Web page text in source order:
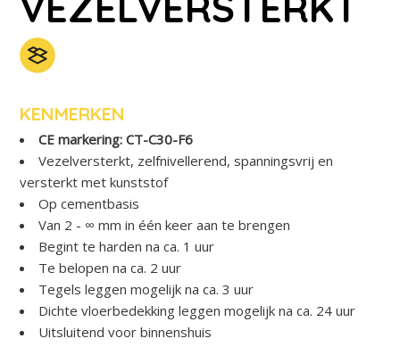
KENMERKEN
CE markering: CT-C30-F6
Vezelversterkt, zelfnivellerend, spanningsvrij en
versterkt met kunststof
Op cementbasis
Van 2 - ∞ mm in één keer aan te brengen
Begint te harden na ca. 1 uur
Te belopen na ca. 2 uur
Tegels leggen mogelijk na ca. 3 uur
Dichte vloerbedekking leggen mogelijk na ca. 24 uur
Uitsluitend voor binnenshuis